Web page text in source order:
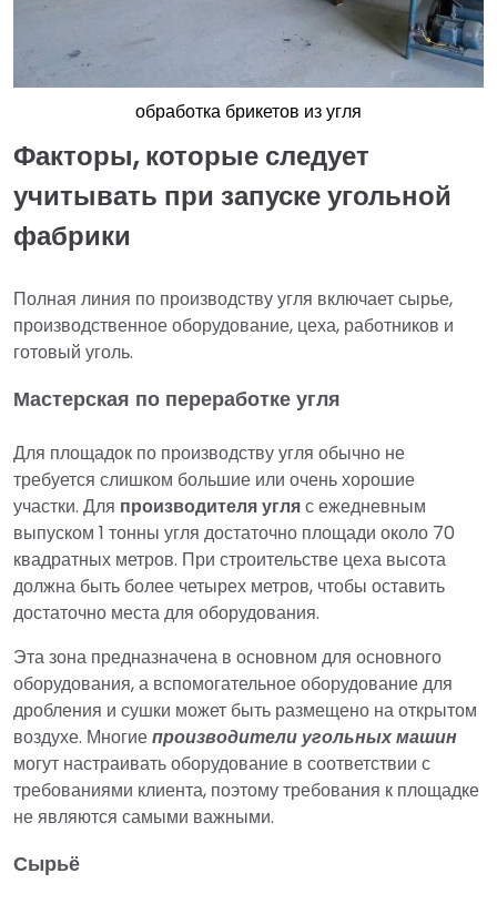
обработка брикетов из угля
Факторы, которые следует
учитывать при запуске угольной
фабрики
Полная линия по производству угля включает сырье,
производственное оборудование, цеха, работников и
готовый уголь.
Мастерская по переработке угля
Для площадок по производству угля обычно не
требуется слишком большие или очень хорошие
участки. Для производителя угляс ежедневным
выпуском 1 тонны угля достаточно площади около 70
квадратных метров. При строительстве цеха высота
должна быть более четырех метров, чтобы оставить
достаточно места для оборудования.
Эта зона предназначена в основном для основного
оборудования, а вспомогательное оборудование для
дробления и сушки может быть размещено на открытом
воздухе. Многиепроизводители угольных машин
могут настраивать оборудование в соответствии с
требованиями клиента, поэтому требования к площадке
не являются самыми важными.
Сырьё